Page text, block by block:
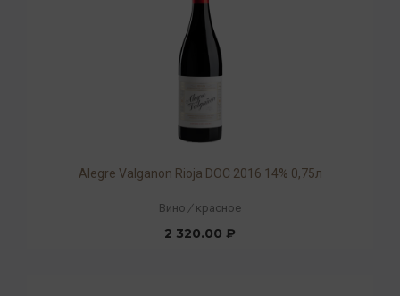
Alegre Valganon Rioja DOC 2016 14% 0,75л
Вино / красное
2 320.00 ₽